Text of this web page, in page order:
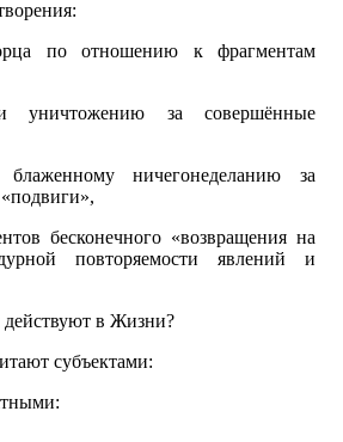
по отношению к фрагментам
уничтожению за совершённые
блаженному ничегонеделанию за
бесконечного «возвращения на
повторяемости явлений и
в Жизни?
субъектами: